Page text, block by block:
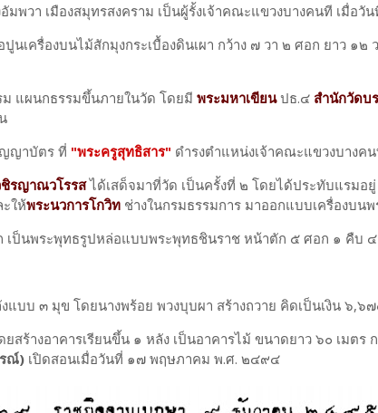
มพวา เมืองสมุทรสงคราม เป็นผู้รั้งเจ้าคณะแขวงบางคนที เมื่อ
รื่องบนไม้สักมุงกระเบื้องดินเผา กว้าง ๗ วา ๒ ศอก ยาว ๑๒
แผนกธรรมขึ้นภายในวัด โดยมี พระมหาเขียนปธ.๔ สำนักวัดบ
ญาบัตร ที่ "พระครูสุทธิสาร" ดำรงตำแหน่งเจ้าคณะแขวงบางค
ชิรญาณวโรรสได้เสด็จมาที่วัด เป็นครั้งที่ ๒ โดยได้ประทับแรมอยู่
ให้พระนวการโกวิท ช่างในกรมธรรมการ มาออกแบบเครื่องบน
นพระพุทธรูปหล่อแบบพระพุทธชินราช หน้าตัก ๕ ศอก ๑ คืบ ๔
๓ มุข โดยนางพร้อย พวงบุบผา สร้างถวาย คิดเป็นเงิน ๖,๖
างอาคารเรียนขึ้น ๑ หลัง เป็นอาคารไม้ ขนาดยาว ๖๐ เมตร
รณ์) เปิดสอนเมื่อวันที่ ๑๗ พฤษภาคม พ.ศ. ๒๔๙๔